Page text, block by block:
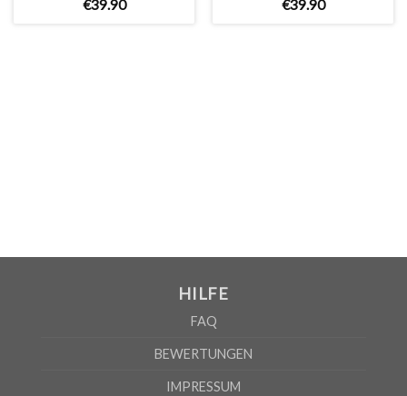
WICHTIG: Bitte überprüfen Sie die Größentabelle bevor Sie
€39.90 €39.90
HILFE
FAQ
BEWERTUNGEN
IMPRESSUM